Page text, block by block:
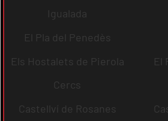
Igualada
El Pla del Penedès
Els Hostalets de Pierola
El
Cercs
Castellví de Rosanes